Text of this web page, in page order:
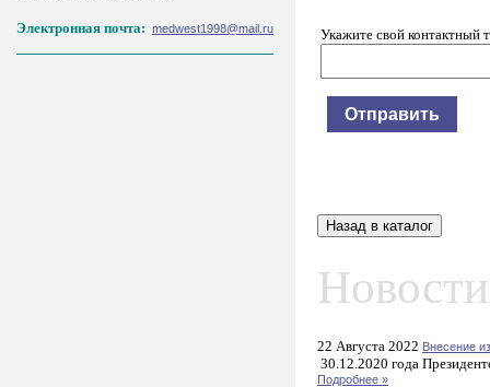
Электронная почта: medwest1998@mail.ru Укажите свой контактный
22 Августа 2022 Внесение
30.12.2020 года
Подробнее »